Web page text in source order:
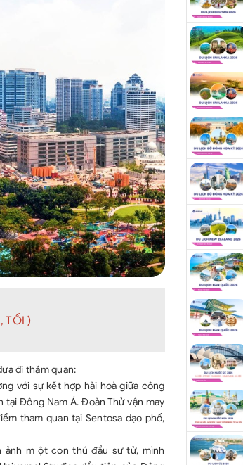
TỐI )
đi thăm quan:
với sự kết hợp hài hoà giữa công
Đông Nam Á. Đoàn Thử vận may
tham quan tại Sentosa dạo phố,
ảnh m ột con thú đầu sư tử, mình